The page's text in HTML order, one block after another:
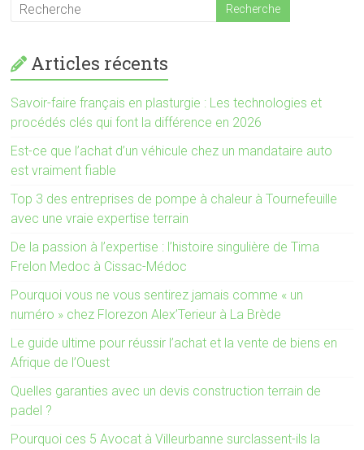
Articles récents
Savoir-faire français en plasturgie : Les technologies et
procédés clés qui font la différence en 2026
Est-ce que l’achat d’un véhicule chez un mandataire auto
est vraiment fiable
Top 3 des entreprises de pompe à chaleur à Tournefeuille
avec une vraie expertise terrain
De la passion à l’expertise : l’histoire singulière de Tima
Frelon Medoc à Cissac-Médoc
Pourquoi vous ne vous sentirez jamais comme « un
numéro » chez Florezon Alex’Terieur à La Brède
Le guide ultime pour réussir l’achat et la vente de biens en
Afrique de l’Ouest
Quelles garanties avec un devis construction terrain de
padel ?
Pourquoi ces 5 Avocat à Villeurbanne surclassent-ils la